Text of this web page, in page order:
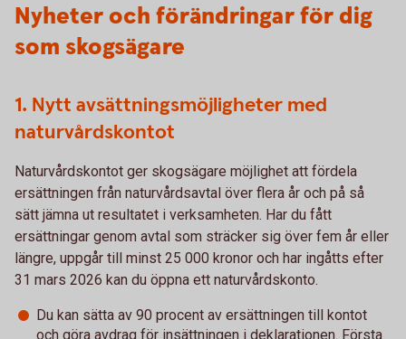
Nyheter och förändringar för dig
som skogsägare
1. Nytt avsättningsmöjligheter med
naturvårdskontot
Naturvårdskontot ger skogsägare möjlighet att fördela
ersättningen från naturvårdsavtal över flera år och på så
sätt jämna ut resultatet i verksamheten. Har du fått
ersättningar genom avtal som sträcker sig över fem år eller
längre, uppgår till minst 25 000 kronor och har ingåtts efter
31 mars 2026 kan du öppna ett naturvårdskonto.
Du kan sätta av 90 procent av ersättningen till kontot
och göra avdrag för insättningen i deklarationen. Första